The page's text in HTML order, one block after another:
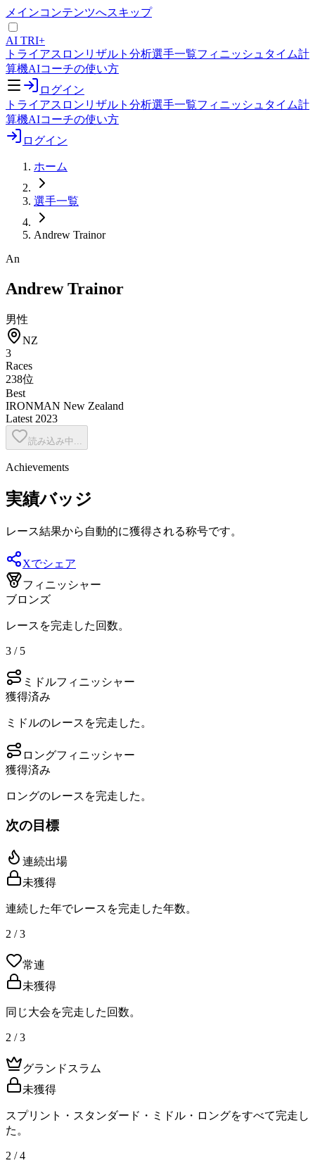
メインコンテンツへスキップ
AI TRI+
トライアスロンリザルト分析選手一覧フィニッシュタイム計
算機AIコーチの使い方
ログイン
トライアスロンリザルト分析選手一覧フィニッシュタイム計
算機AIコーチの使い方
ログイン
ホーム
選手一覧
Andrew Trainor
An
Andrew Trainor
男性
NZ
3
Races
238位
Best
IRONMAN New Zealand
Latest 2023
読み込み中...
Achievements
実績バッジ
レース結果から自動的に獲得される称号です。
Xでシェア
フィニッシャー
ブロンズ
レースを完走した回数。
3 / 5
ミドルフィニッシャー
獲得済み
ミドルのレースを完走した。
ロングフィニッシャー
獲得済み
ロングのレースを完走した。
次の目標
連続出場
未獲得
連続した年でレースを完走した年数。
2 / 3
常連
未獲得
同じ大会を完走した回数。
2 / 3
グランドスラム
未獲得
スプリント・スタンダード・ミドル・ロングをすべて完走し
た。
2 / 4